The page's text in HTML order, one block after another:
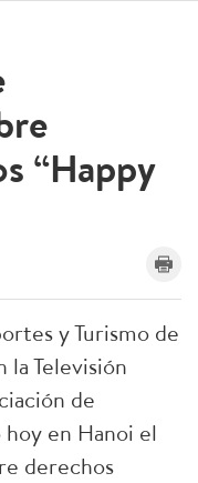
“Happy
y Turismo de
Televisión
de
en Hanoi el
derechos